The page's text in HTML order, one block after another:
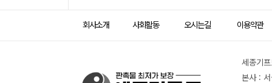
회사소개 사회활동 오시는길 이용약관
세종기
본사 :